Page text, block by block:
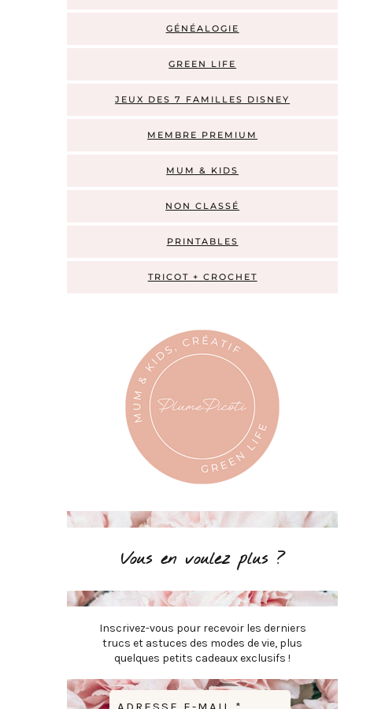
GÉNÉALOGIE
GREEN LIFE
JEUX DES 7 FAMILLES DISNEY
MEMBRE PREMIUM
MUM & KIDS
NON CLASSÉ
PRINTABLES
TRICOT + CROCHET
Vous en voulez plus ?
Inscrivez-vous pour recevoir les derniers
trucs et astuces des modes de vie, plus
quelques petits cadeaux exclusifs !